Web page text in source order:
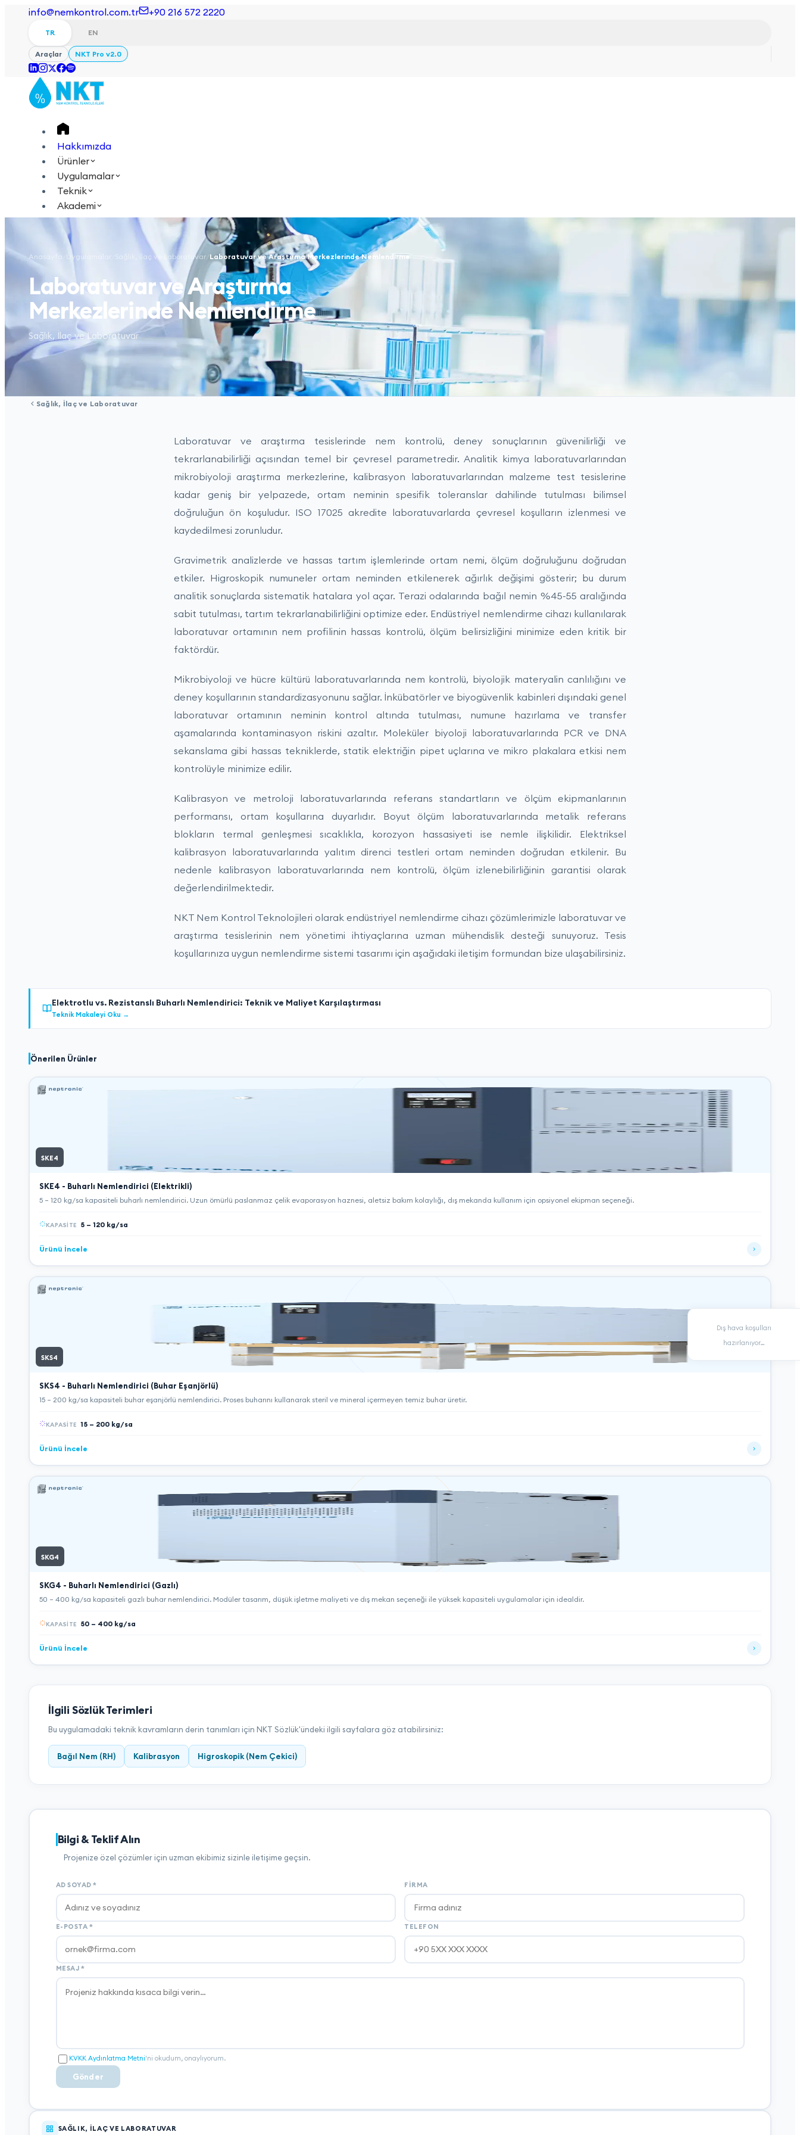
info@nemkontrol.com.tr +90 216 572 2220
TR EN
Araçlar NKT Pro v2.0
Hakkımızda
Ürünler
Uygulamalar
Teknik
Akademi
Giriş Yap İletişime Geçin
EN
Anasayfa Uygulamalar Sağlık, İlaç ve Laboratuvar /Laboratuvar ve Araştırma Merkezlerinde Nemlendirme
Laboratuvar ve Araştırma
Merkezlerinde Nemlendirme
Sağlık, İlaç ve Laboratuvar
Sağlık, İlaç ve Laboratuvar
Laboratuvar ve araştırma tesislerinde nem kontrolü, deney sonuçlarının güvenilirliği ve
tekrarlanabilirliği açısından temel bir çevresel parametredir. Analitik kimya laboratuvarlarından
mikrobiyoloji araştırma merkezlerine, kalibrasyon laboratuvarlarından malzeme test tesislerine
kadar geniş bir yelpazede, ortam neminin spesifik toleranslar dahilinde tutulması bilimsel
doğruluğun ön koşuludur. ISO 17025 akredite laboratuvarlarda çevresel koşulların izlenmesi ve
kaydedilmesi zorunludur.
Gravimetrik analizlerde ve hassas tartım işlemlerinde ortam nemi, ölçüm doğruluğunu doğrudan
etkiler. Higroskopik numuneler ortam neminden etkilenerek ağırlık değişimi gösterir; bu durum
analitik sonuçlarda sistematik hatalara yol açar. Terazi odalarında bağıl nemin %45-55 aralığında
sabit tutulması, tartım tekrarlanabilirliğini optimize eder. Endüstriyel nemlendirme cihazı kullanılarak
laboratuvar ortamının nem profilinin hassas kontrolü, ölçüm belirsizliğini minimize eden kritik bir
faktördür.
Mikrobiyoloji ve hücre kültürü laboratuvarlarında nem kontrolü, biyolojik materyalin canlılığını ve
deney koşullarının standardizasyonunu sağlar. İnkübatörler ve biyogüvenlik kabinleri dışındaki genel
laboratuvar ortamının neminin kontrol altında tutulması, numune hazırlama ve transfer
aşamalarında kontaminasyon riskini azaltır. Moleküler biyoloji laboratuvarlarında PCR ve DNA
sekanslama gibi hassas tekniklerde, statik elektriğin pipet uçlarına ve mikro plakalara etkisi nem
kontrolüyle minimize edilir.
Kalibrasyon ve metroloji laboratuvarlarında referans standartların ve ölçüm ekipmanlarının
performansı, ortam koşullarına duyarlıdır. Boyut ölçüm laboratuvarlarında metalik referans
blokların termal genleşmesi sıcaklıkla, korozyon hassasiyeti ise nemle ilişkilidir. Elektriksel
kalibrasyon laboratuvarlarında yalıtım direnci testleri ortam neminden doğrudan etkilenir. Bu
nedenle kalibrasyon laboratuvarlarında nem kontrolü, ölçüm izlenebilirliğinin garantisi olarak
değerlendirilmektedir.
NKT Nem Kontrol Teknolojileri olarak endüstriyel nemlendirme cihazı çözümlerimizle laboratuvar ve
araştırma tesislerinin nem yönetimi ihtiyaçlarına uzman mühendislik desteği sunuyoruz. Tesis
koşullarınıza uygun nemlendirme sistemi tasarımı için aşağıdaki iletişim formundan bize ulaşabilirsiniz.
Elektrotlu vs. Rezistanslı Buharlı Nemlendirici: Teknik ve Maliyet Karşılaştırması
Teknik Makaleyi Oku →
Önerilen Ürünler
SKE4
SKE4 - Buharlı Nemlendirici (Elektrikli)
5 – 120 kg/sa kapasiteli buharlı nemlendirici. Uzun ömürlü paslanmaz çelik evaporasyon haznesi, aletsiz bakım kolaylığı, dış mekanda kullanım için opsiyonel ekipman seçeneği.
KAPASITE 5 – 120 kg/sa
Ürünü İncele
SKS4
SKS4 - Buharlı Nemlendirici (Buhar Eşanjörlü)
15 – 200 kg/sa kapasiteli buhar eşanjörlü nemlendirici. Proses buharını kullanarak steril ve mineral içermeyen temiz buhar üretir.
KAPASITE 15 – 200 kg/sa
Ürünü İncele
SKG4
SKG4 - Buharlı Nemlendirici (Gazlı)
50 – 400 kg/sa kapasiteli gazlı buhar nemlendirici. Modüler tasarım, düşük işletme maliyeti ve dış mekan seçeneği ile yüksek kapasiteli uygulamalar için idealdir.
KAPASITE 50 – 400 kg/sa
Ürünü İncele
İlgili Sözlük Terimleri
Bu uygulamadaki teknik kavramların derin tanımları için NKT Sözlük'ündeki ilgili sayfalara göz atabilirsiniz:
Bağıl Nem (RH) Kalibrasyon Higroskopik (Nem Çekici)
Bilgi & Teklif Alın
Projenize özel çözümler için uzman ekibimiz sizinle iletişime geçsin.
AD SOYAD * FIRMA
E-POSTA * TELEFON
MESAJ *
KVKK Aydınlatma Metni'ni okudum, onaylıyorum.
Gönder
SAĞLIK, İLAÇ VE LABORATUVAR
Dış hava koşulları
hazırlanıyor…